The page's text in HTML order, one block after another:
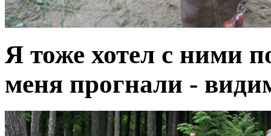
Я тоже хотел с ними
меня прогнали -